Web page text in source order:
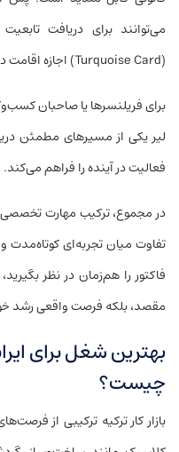
می‌توانند برای دریافت
(Turquoise Card) اجازه اقامت دائم دارند و نیازی به کارفرما ندارند.
لیر یکی از مسیرهای مطمئن
فعالیت در آینده را فراهم می‌کند.
در مجموع، ترکیب مهارت
تفاوت میان تجربه‌ای کوتاه‌مدت و
مقصد، بلکه فرصت واقعی رشد
چیست؟
بازار کار ترکیه ترکیبی از